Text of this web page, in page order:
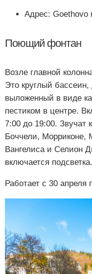
Адрес: Goethovo
Поющий фонтан
Возле главной
Это круглый
выложенный в виде
пестиком в центре.
7:00 до 19:00. Звучат
Боччели, Морриконе,
Вангелиса и Селион
включается подсветка.
Работает с 30 апреля